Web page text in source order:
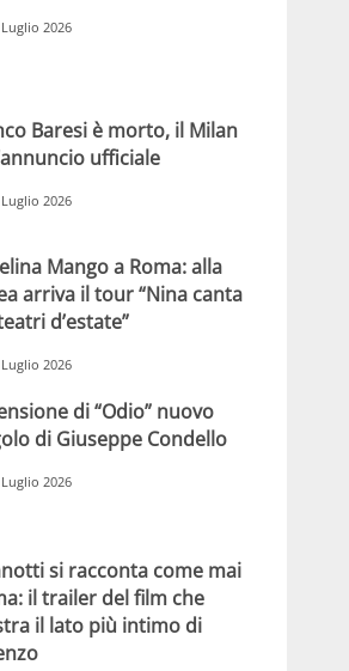
2026
Baresi è morto, il Milan
ufficiale
2026
Mango a Roma: alla
arriva il tour “Nina canta
d’estate”
2026
di “Odio” nuovo
di Giuseppe Condello
2026
si racconta come mai
il trailer del film che
il lato più intimo di